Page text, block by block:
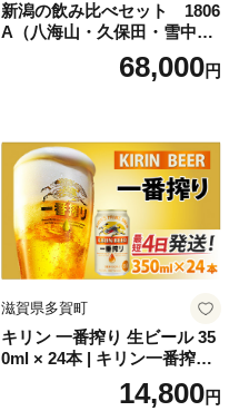
新潟の飲み比べセット 1806
A（八海山・久保田・雪中
梅・越乃寒梅・かたふね・千
68,000円
滋賀県多賀町
キリン 一番搾り 生ビール 35
0ml × 24本 | キリン一番搾り
キリンビール 一番搾り ビー
ル 24缶 きりんいちばんしぼ
14,800円